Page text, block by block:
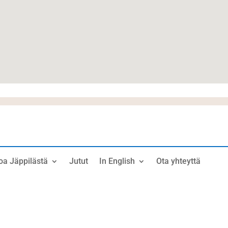
Jäppilästä Jutut In English Ota yhteyttä